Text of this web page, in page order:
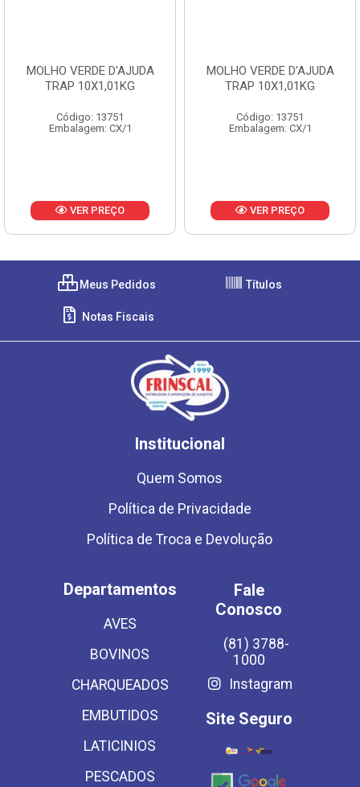
MOLHO VERDE D'AJUDA
TRAP 10X1,01KG
Código: 13751
Embalagem: CX/1
VER PREÇO
MOLHO VERDE D'AJUDA
TRAP 10X1,01KG
Código: 13751
Embalagem: CX/1
VER PREÇO
Meus Pedidos Títulos
Notas Fiscais
Institucional
Quem Somos
Política de Privacidade
Política de Troca e Devolução
Departamentos
AVES
BOVINOS
CHARQUEADOS
EMBUTIDOS
LATICINIOS
PESCADOS
Fale
Conosco
(81) 3788-
1000
Instagram
Site Seguro